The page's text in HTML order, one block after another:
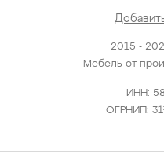
2015 -
Мебель от
ИНН:
ОГРНИП: